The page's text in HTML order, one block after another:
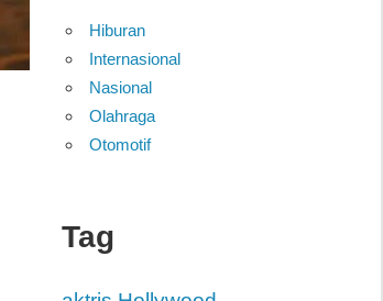
Hiburan
Internasional
Nasional
Olahraga
Otomotif
Tag